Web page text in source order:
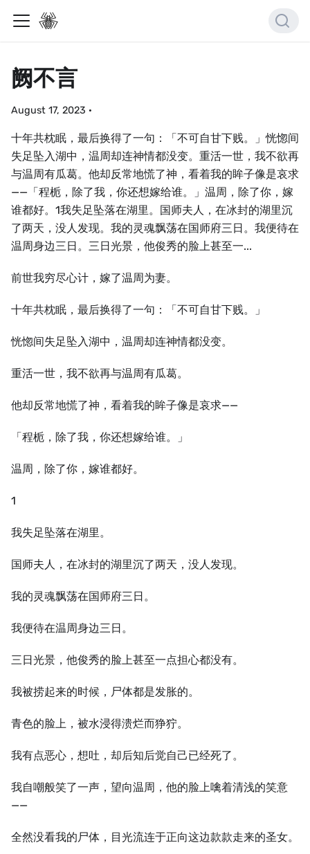
阙不言
August 17, 2023 ·
十年共枕眠，最后换得了一句：「不可自甘下贱。」恍惚间
失足坠入湖中，温周却连神情都没变。重活一世，我不欲再
与温周有瓜葛。他却反常地慌了神，看着我的眸子像是哀求
——「程栀，除了我，你还想嫁给谁。」温周，除了你，嫁
谁都好。1我失足坠落在湖里。国师夫人，在冰封的湖里沉
了两天，没人发现。我的灵魂飘荡在国师府三日。我便待在
温周身边三日。三日光景，他俊秀的脸上甚至一...
前世我穷尽心计，嫁了温周为妻。
十年共枕眠，最后换得了一句：「不可自甘下贱。」
恍惚间失足坠入湖中，温周却连神情都没变。
重活一世，我不欲再与温周有瓜葛。
他却反常地慌了神，看着我的眸子像是哀求——
「程栀，除了我，你还想嫁给谁。」
温周，除了你，嫁谁都好。
1
我失足坠落在湖里。
国师夫人，在冰封的湖里沉了两天，没人发现。
我的灵魂飘荡在国师府三日。
我便待在温周身边三日。
三日光景，他俊秀的脸上甚至一点担心都没有。
我被捞起来的时候，尸体都是发胀的。
青色的脸上，被水浸得溃烂而狰狞。
我有点恶心，想吐，却后知后觉自己已经死了。
我自嘲般笑了一声，望向温周，他的脸上噙着清浅的笑意
——
全然没看我的尸体，目光流连于正向这边款款走来的圣女。